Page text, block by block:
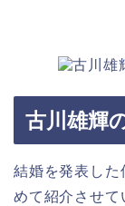
古川雄輝
結婚を発表した
めて紹介させて